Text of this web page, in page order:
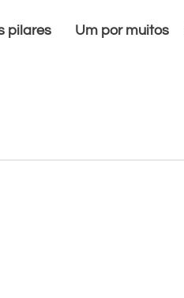
pilares Um por muitos